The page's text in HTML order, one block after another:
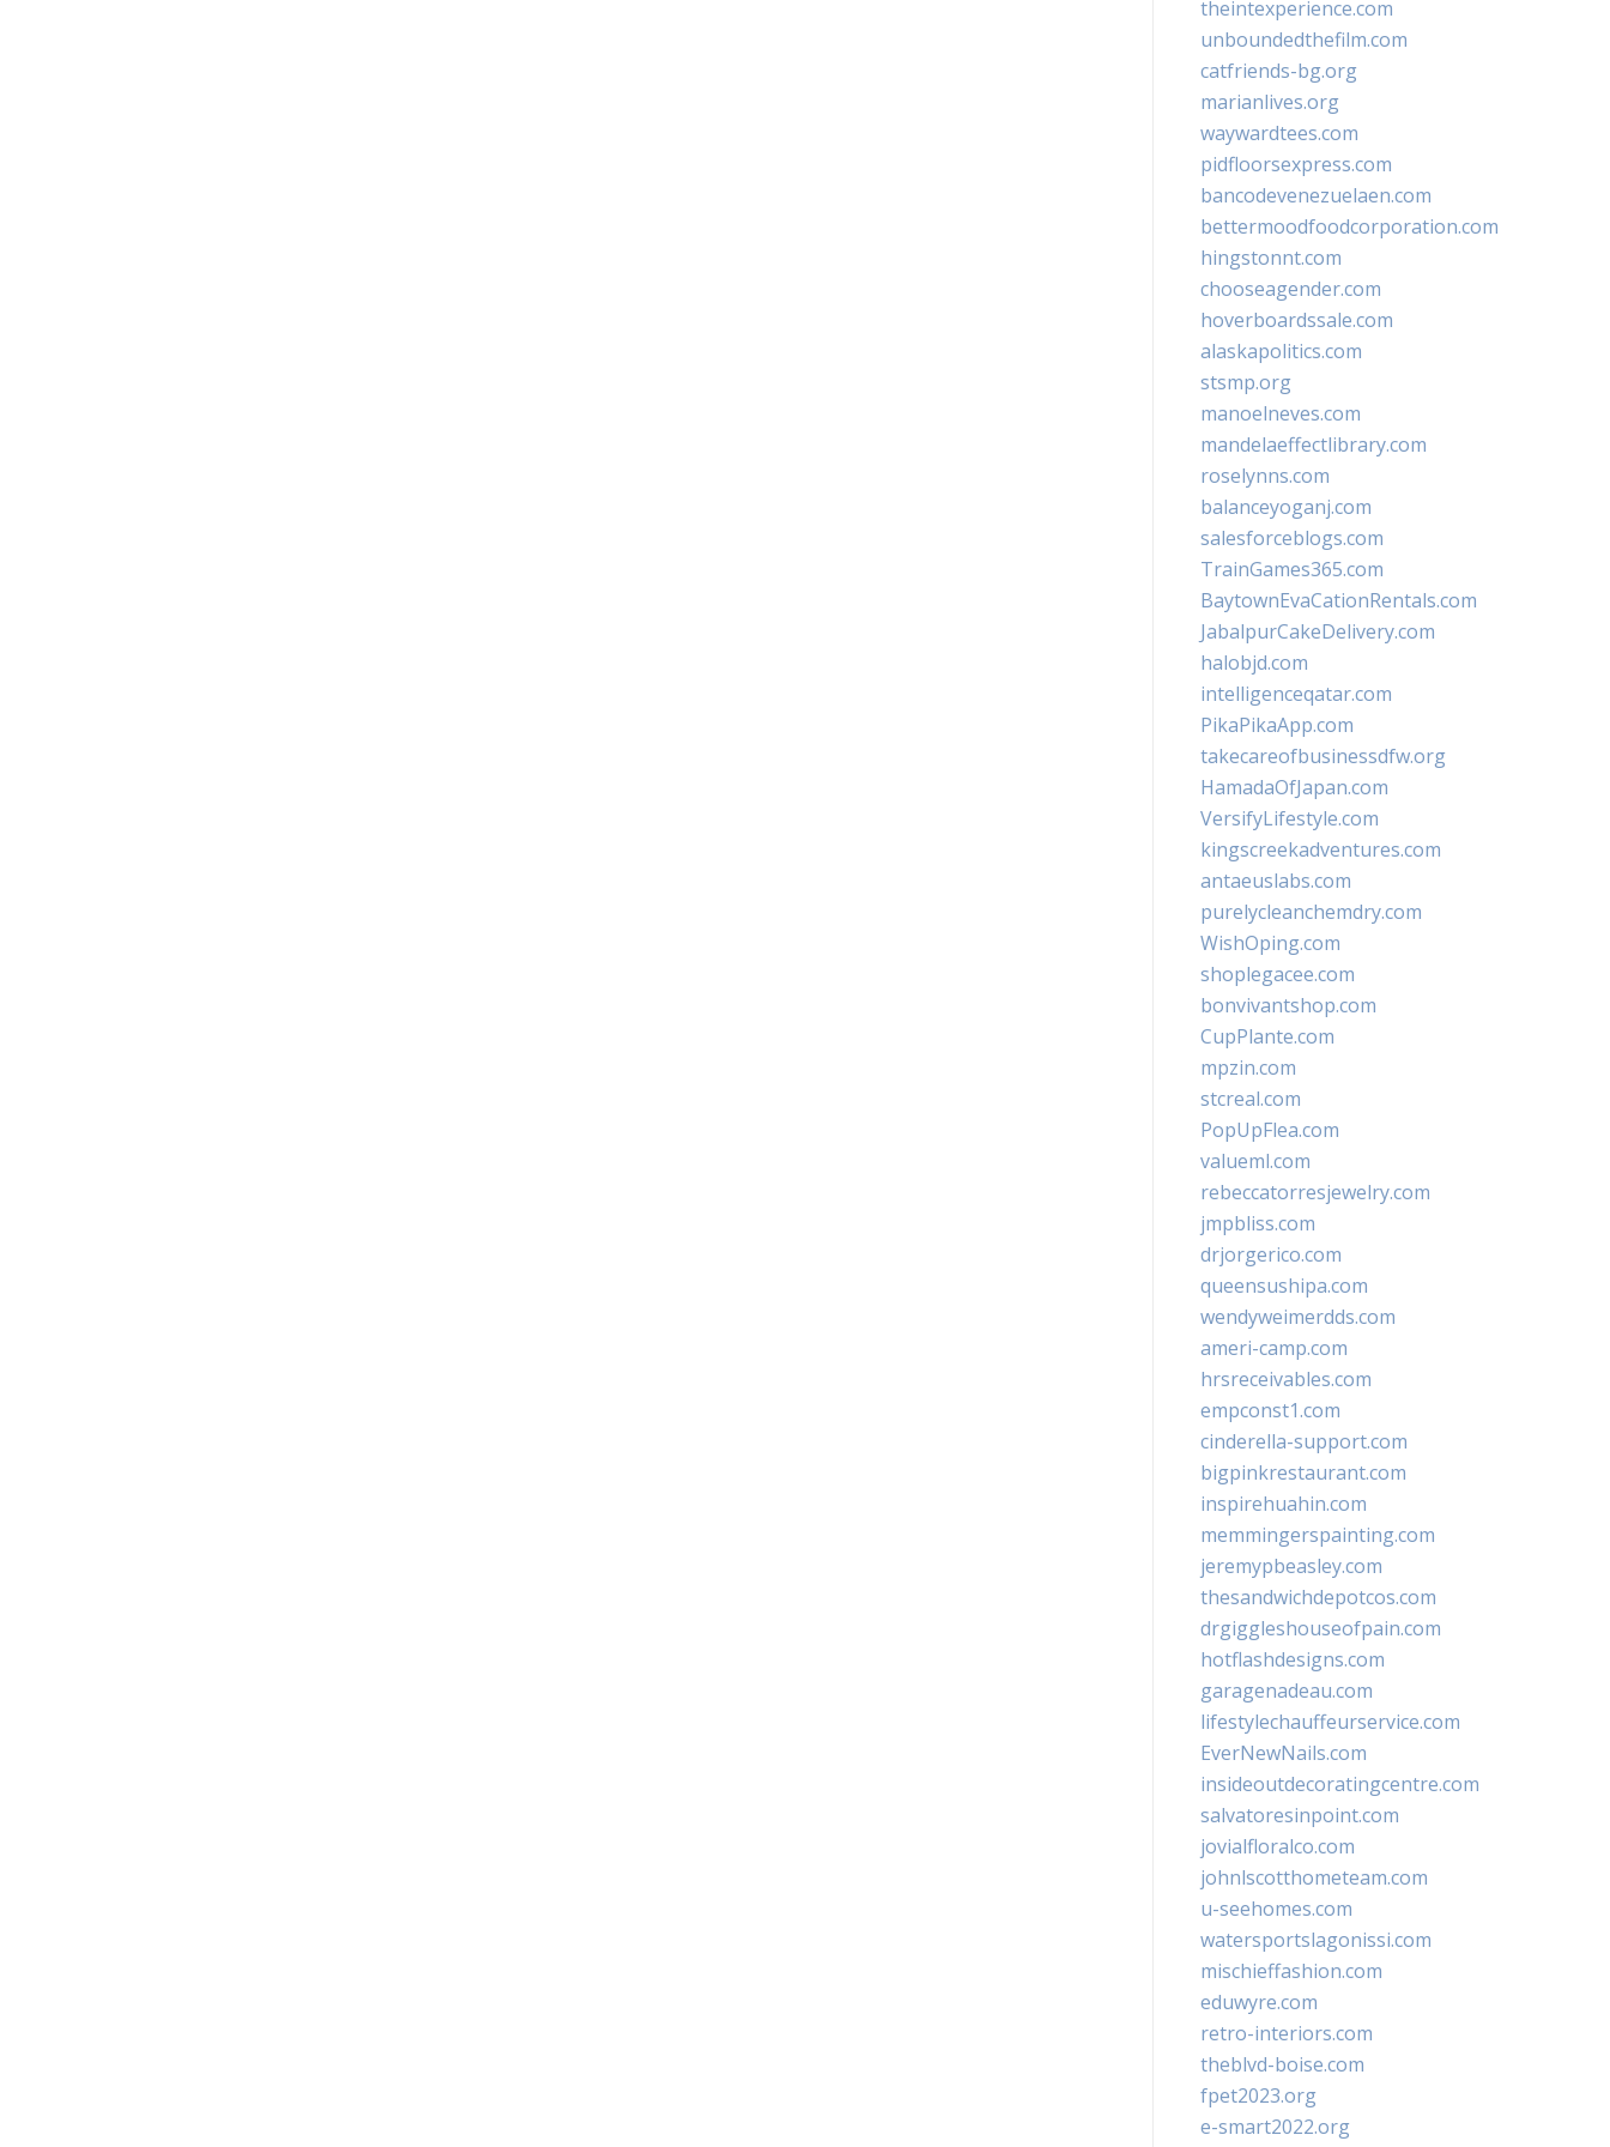
theintexperience.com
unboundedthefilm.com
catfriends-bg.org
marianlives.org
waywardtees.com
pidfloorsexpress.com
bancodevenezuelaen.com
bettermoodfoodcorporation.com
hingstonnt.com
chooseagender.com
hoverboardssale.com
alaskapolitics.com
stsmp.org
manoelneves.com
mandelaeffectlibrary.com
roselynns.com
balanceyoganj.com
salesforceblogs.com
TrainGames365.com
BaytownEvaCationRentals.com
JabalpurCakeDelivery.com
halobjd.com
intelligenceqatar.com
PikaPikaApp.com
takecareofbusinessdfw.org
HamadaOfJapan.com
VersifyLifestyle.com
kingscreekadventures.com
antaeuslabs.com
purelycleanchemdry.com
WishOping.com
shoplegacee.com
bonvivantshop.com
CupPlante.com
mpzin.com
stcreal.com
PopUpFlea.com
valueml.com
rebeccatorresjewelry.com
jmpbliss.com
drjorgerico.com
queensushipa.com
wendyweimerdds.com
ameri-camp.com
hrsreceivables.com
empconst1.com
cinderella-support.com
bigpinkrestaurant.com
inspirehuahin.com
memmingerspainting.com
jeremypbeasley.com
thesandwichdepotcos.com
drgiggleshouseofpain.com
hotflashdesigns.com
garagenadeau.com
lifestylechauffeurservice.com
EverNewNails.com
insideoutdecoratingcentre.com
salvatoresinpoint.com
jovialfloralco.com
johnlscotthometeam.com
u-seehomes.com
watersportslagonissi.com
mischieffashion.com
eduwyre.com
retro-interiors.com
theblvd-boise.com
fpet2023.org
e-smart2022.org